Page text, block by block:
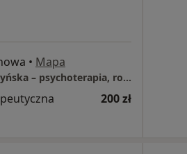
• Mapa
Q-Życiu Aleksandra Mieczyńska – psychoterapia, rozwój osobisty i komunikacja
200 zł